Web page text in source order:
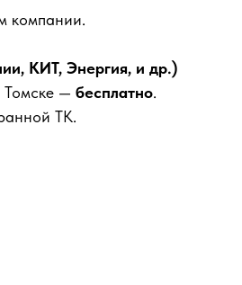
компании.
КИТ, Энергия, и др.)
Томске — бесплатно.
ТК.